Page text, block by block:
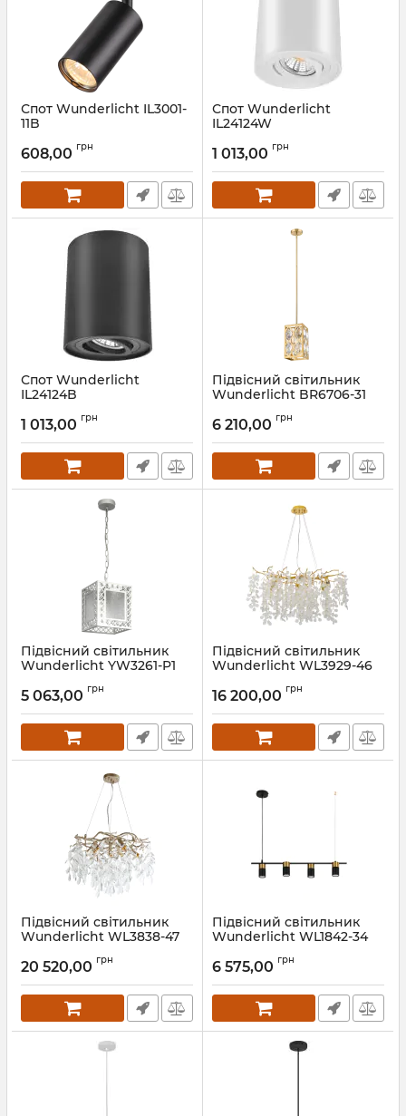
Спот Wunderlicht IL3001-
11B
608,00 грн
Спот Wunderlicht
IL24124W
1 013,00 грн
Спот Wunderlicht
IL24124B
1 013,00 грн
Підвісний світильник
Wunderlicht BR6706-31
6 210,00 грн
Підвісний світильник
Wunderlicht YW3261-P1
5 063,00 грн
Підвісний світильник
Wunderlicht WL3929-46
16 200,00 грн
Підвісний світильник
Wunderlicht WL3838-47
20 520,00 грн
Підвісний світильник
Wunderlicht WL1842-34
6 575,00 грн